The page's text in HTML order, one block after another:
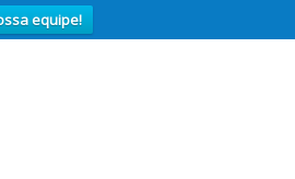
equipe!